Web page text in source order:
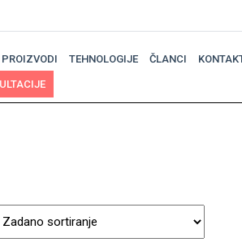
PROIZVODI TEHNOLOGIJE ČLANCI